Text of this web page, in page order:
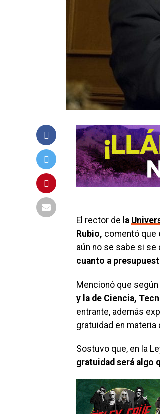
El rector de l a
Rubio, comentó que
aún no se sabe si se
cuanto a
Mencionó que
y la de Ciencia,
entrante, además
gratuidad en
Sostuvo que, en la
gratuidad será algo